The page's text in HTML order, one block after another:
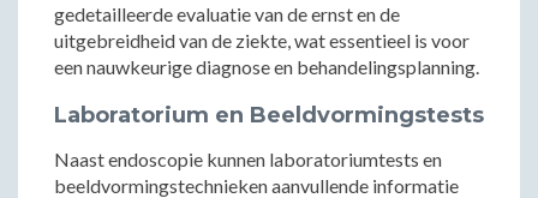
gedetailleerde evaluatie van de ernst en de
uitgebreidheid van de ziekte, wat essentieel is voor
een nauwkeurige diagnose en behandelingsplanning.
Laboratorium en Beeldvormingstests
Naast endoscopie kunnen laboratoriumtests en
beeldvormingstechnieken aanvullende informatie